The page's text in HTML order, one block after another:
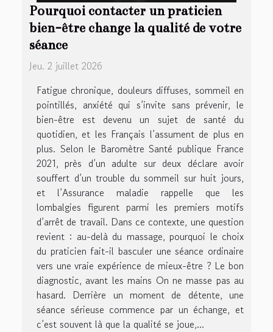
Pourquoi contacter un praticien
bien-être change la qualité de votre
séance
Jeu. 2 juillet 2026
Fatigue chronique, douleurs diffuses, sommeil en
pointillés, anxiété qui s’invite sans prévenir, le
bien-être est devenu un sujet de santé du
quotidien, et les Français l’assument de plus en
plus. Selon le Baromètre Santé publique France
2021, près d’un adulte sur deux déclare avoir
souffert d’un trouble du sommeil sur huit jours,
et l’Assurance maladie rappelle que les
lombalgies figurent parmi les premiers motifs
d’arrêt de travail. Dans ce contexte, une question
revient : au-delà du massage, pourquoi le choix
du praticien fait-il basculer une séance ordinaire
vers une vraie expérience de mieux-être ? Le bon
diagnostic, avant les mains On ne masse pas au
hasard. Derrière un moment de détente, une
séance sérieuse commence par un échange, et
c’est souvent là que la qualité se joue,...